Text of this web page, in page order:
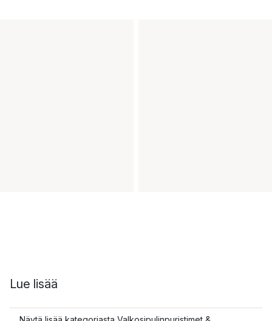
Lue lisää